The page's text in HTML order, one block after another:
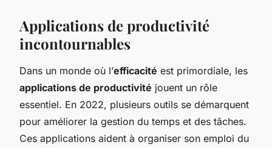
Applications de productivité
incontournables
Dans un monde où l’efficacité est primordiale, les
applications de productivité jouent un rôle
essentiel. En 2022, plusieurs outils se démarquent
pour améliorer la gestion du temps et des tâches.
Ces applications aident à organiser son emploi du